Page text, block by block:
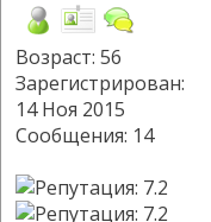
Возраст: 56
Зарегистрирован:
14 Ноя 2015
Сообщения: 14